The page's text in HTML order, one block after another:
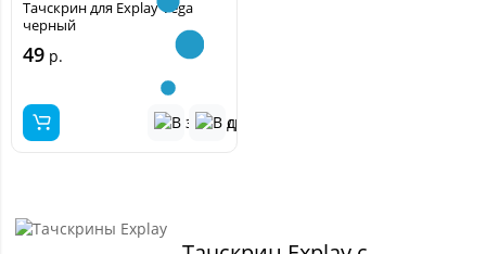
Тачскрин для Explay Vega
черный
49 р.